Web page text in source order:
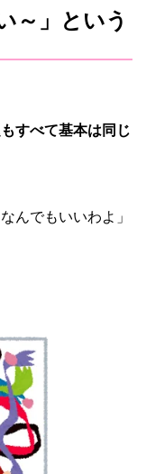
～」という
すべて基本は同じ
んでもいいわよ」